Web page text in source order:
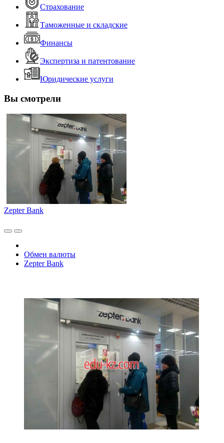
Страхование
Таможенные и складские
Финансы
Экспертиза и патентование
Юридические услуги
Вы смотрели
Zepter Bank
Обмен валюты
Zepter Bank